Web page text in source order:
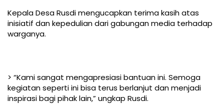
Kepala Desa Rusdi mengucapkan terima kasih atas
inisiatif dan kepedulian dari gabungan media terhadap
warganya.
> “Kami sangat mengapresiasi bantuan ini. Semoga
kegiatan seperti ini bisa terus berlanjut dan menjadi
inspirasi bagi pihak lain,” ungkap Rusdi.